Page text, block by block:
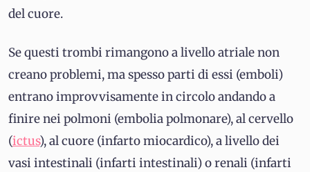
del cuore.
Se questi trombi rimangono a livello atriale non
creano problemi, ma spesso parti di essi (emboli)
entrano improvvisamente in circolo andando a
finire nei polmoni (embolia polmonare), al cervello
(ictus), al cuore (infarto miocardico), a livello dei
vasi intestinali (infarti intestinali) o renali (infarti